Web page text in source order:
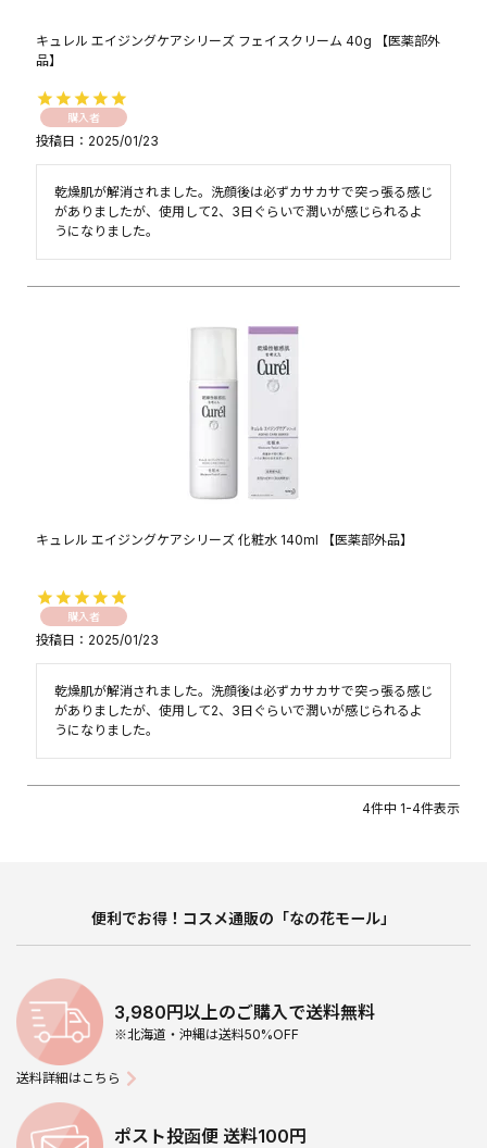
キュレル エイジングケアシリーズ フェイスクリーム 40g 【医薬部外
品】
購入者
投稿日 2025/01/23
乾燥肌が解消されました。洗顔後は必ずカサカサで突っ張る感じ
がありましたが、使用して2、3日ぐらいで潤いが感じられるよ
うになりました。
キュレル エイジングケアシリーズ 化粧水 140ml 【医薬部外品】
購入者
投稿日 2025/01/23
乾燥肌が解消されました。洗顔後は必ずカサカサで突っ張る感じ
がありましたが、使用して2、3日ぐらいで潤いが感じられるよ
うになりました。
4件中 1-4件表示
便利でお得！コスメ通販の「なの花モール」
3,980円以上のご購入で送料無料
※北海道・沖縄は送料50%OFF
送料詳細はこちら
ポスト投函便 送料100円